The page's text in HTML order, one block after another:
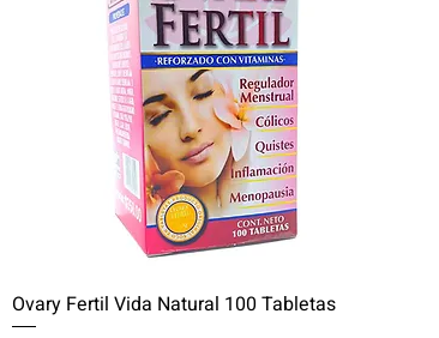
Ovary Fertil Vida Natural 100 Tabletas